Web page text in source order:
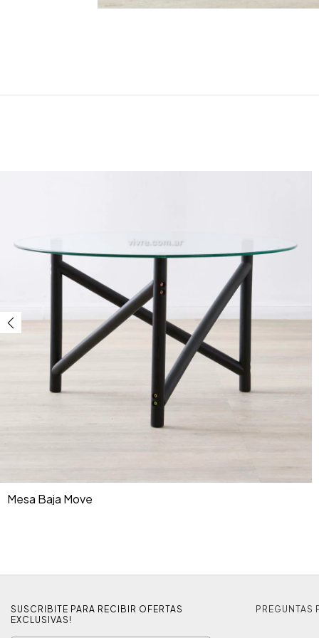
Mesa Baja Move
SUSCRIBITE PARA RECIBIR OFERTAS
EXCLUSIVAS!
PREGUNTAS